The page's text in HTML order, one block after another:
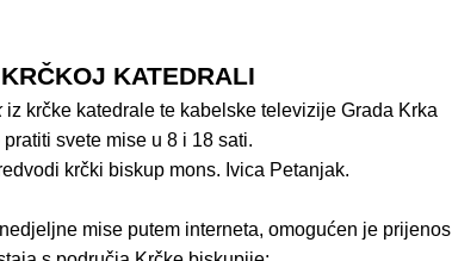
KATEDRALI
iz krčke katedrale te kabelske televizije Grada Krka
svete mise u 8 i 18 sati.
krčki biskup mons. Ivica Petanjak.
mise putem interneta, omogućen je prijenos